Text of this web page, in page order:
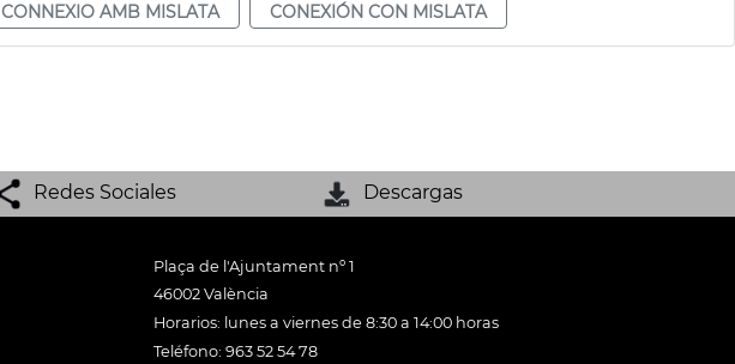
CONNEXIO AMB MISLATA CONEXIÓN CON MISLATA
Redes Sociales Descargas
Plaça de l'Ajuntament nº 1
46002 València
Horarios: lunes a viernes de 8:30 a 14:00 horas
Teléfono: 963 52 54 78